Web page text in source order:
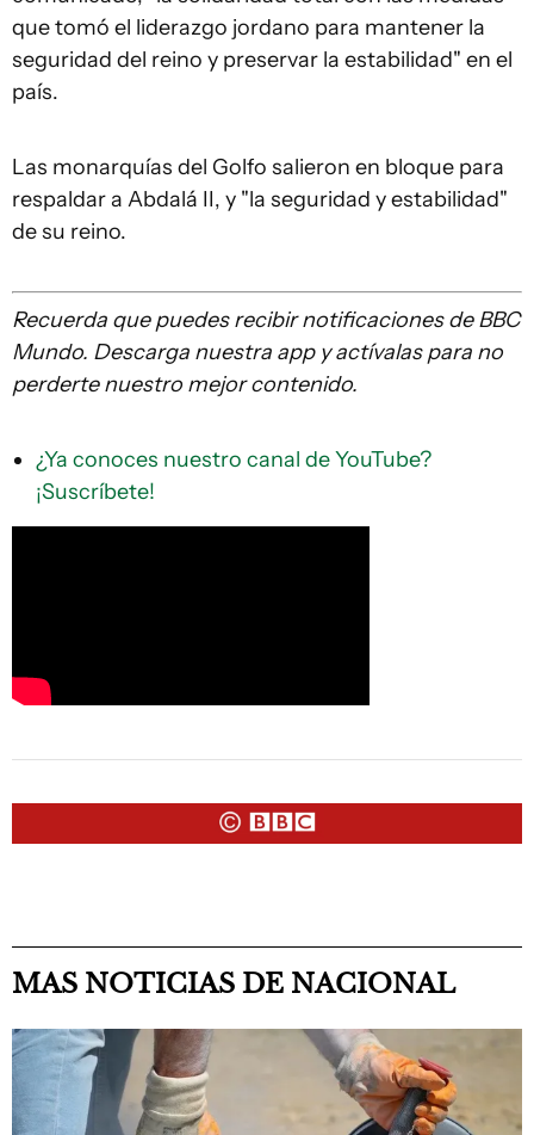
que tomó el liderazgo jordano para mantener la
seguridad del reino y preservar la estabilidad" en el
país.
Las monarquías del Golfo salieron en bloque para
respaldar a Abdalá II, y "la seguridad y estabilidad"
de su reino.
Recuerda quepuedes recibir notificaciones de BBC
Mundo. Descarga nuestra app y actívalas para no
perderte nuestro mejor contenido.
¿Ya conoces nuestro canal de YouTube?
¡Suscríbete!
MAS NOTICIAS DE NACIONAL